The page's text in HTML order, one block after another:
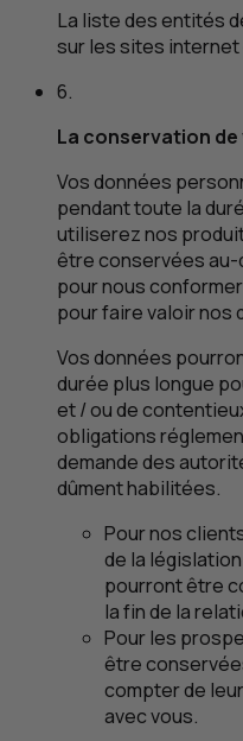
La liste des entités
sur les sites internet
6.
La conservation
Vos données
pendant toute la
utiliserez nos
être conservées au-
pour nous
pour faire valoir nos
Vos données
durée plus longue
et / ou de
obligations
demande des
dûment habilitées.
Pour nos
de la
pourront être
la fin de la
Pour les
être
compter de
avec vous.